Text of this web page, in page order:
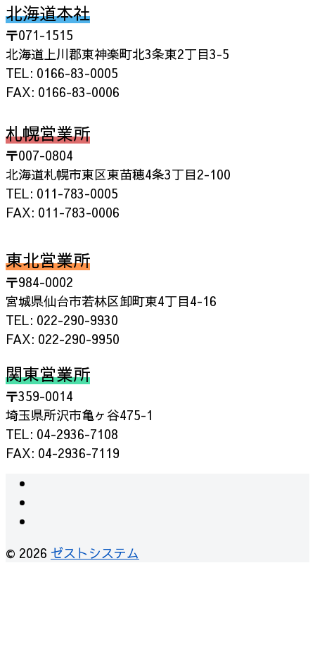
北海道本社
〒071-1515
北海道上川郡東神楽町北3条東2丁目3-5
TEL: 0166-83-0005
FAX: 0166-83-0006
札幌営業所
〒007-0804
北海道札幌市東区東苗穂4条3丁目2-100
TEL: 011-783-0005
FAX: 011-783-0006
東北営業所
〒984-0002
宮城県仙台市若林区卸町東4丁目4-16
TEL: 022-290-9930
FAX: 022-290-9950
関東営業所
〒359-0014
埼玉県所沢市亀ヶ谷475-1
TEL: 04-2936-7108
FAX: 04-2936-7119
© 2026 ゼストシステム